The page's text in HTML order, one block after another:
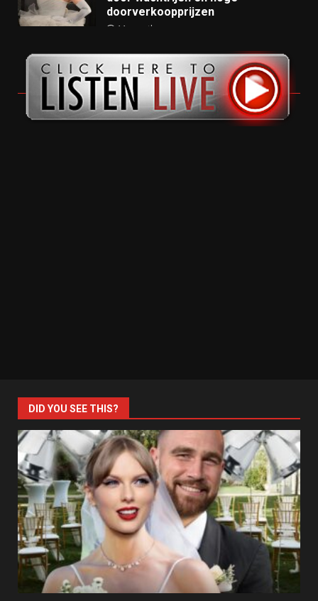
doorverkoopprijzen
11 months ago
DID YOU SEE THIS?